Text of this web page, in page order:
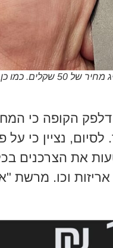
תג המחיר על החולצה 70 שקלים למרות שהיא
דלפק הקופה כי
לסיום, נציין כי
את הצרכנים
וכו. מרשת